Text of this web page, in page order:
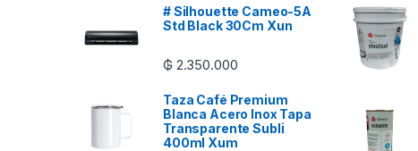
# Silhouette Cameo-5A
Std Black 30Cm Xun
₲ 2.350.000
Taza Café Premium
Blanca Acero Inox Tapa
Transparente Subli
400ml Xum